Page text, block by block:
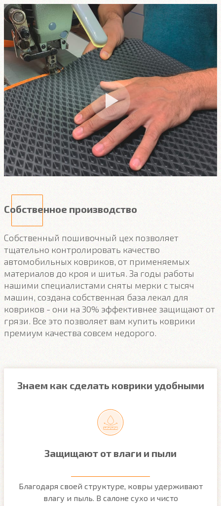
Собственное производство
Собственный пошивочный цех позволяет
тщательно контролировать качество
автомобильных ковриков, от применяемых
материалов до кроя и шитья. За годы работы
нашими специалистами сняты мерки с тысяч
машин, создана собственная база лекал для
ковриков - они на 30% эффективнее защищают от
грязи. Все это позволяет вам купить коврики
премиум качества совсем недорого.
Знаем как сделать коврики удобными
Защищают от влаги и пыли
Благодаря своей структуре, ковры удерживают
влагу и пыль. В салоне сухо и чисто